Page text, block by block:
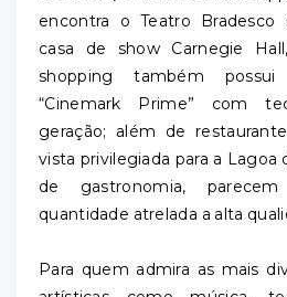
encontra o Teatro Bradesco
casa de show Carnegie
shopping também
“Cinemark Prime” com
geração; além de
vista privilegiada para a Lagoa
de gastronomia,
quantidade atrelada a alta
Para quem admira as mais